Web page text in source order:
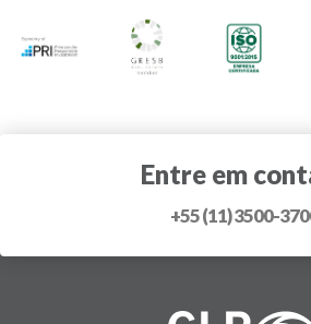
Entre em
+55 (11) 3500-